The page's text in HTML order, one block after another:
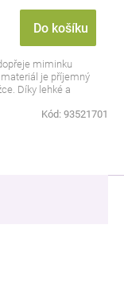
Do košíku
miminku
je příjemný
Díky lehké a
Kód: 93521701